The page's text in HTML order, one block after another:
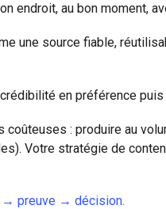
endroit, au bon moment,
une source fiable,
en préférence puis
: produire au
Votre stratégie de
→ preuve → décision.